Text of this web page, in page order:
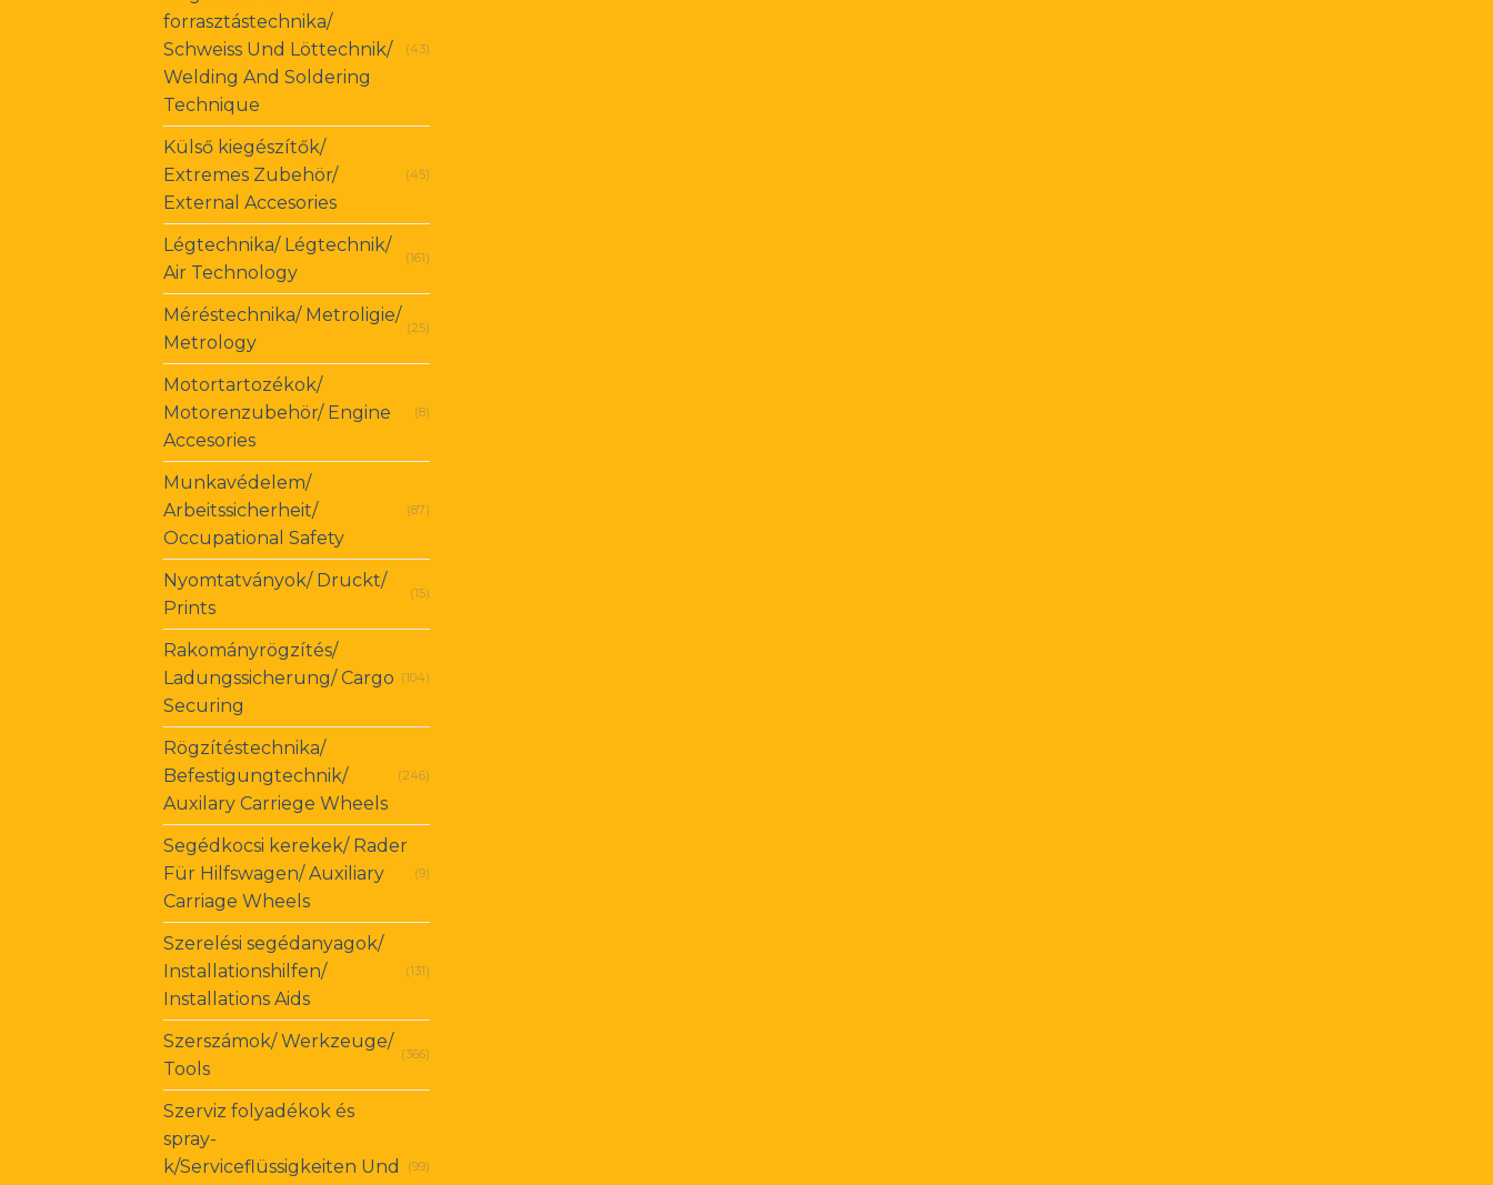
forrasztástechnika/
Schweiss Und Löttechnik/
Welding And Soldering
Technique
(43)
Külső kiegészítők/
Extremes Zubehör/
External Accesories
(45)
Légtechnika/ Légtechnik/
Air Technology
(161)
Méréstechnika/ Metroligie/
Metrology
(25)
Motortartozékok/
Motorenzubehör/ Engine
Accesories
(8)
Munkavédelem/
Arbeitssicherheit/
Occupational Safety
(87)
Nyomtatványok/ Druckt/
Prints
(15)
Rakományrögzítés/
Ladungssicherung/ Cargo
Securing
(104)
Rögzítéstechnika/
Befestigungtechnik/
Auxilary Carriege Wheels
(246)
Segédkocsi kerekek/ Rader
Für Hilfswagen/ Auxiliary
Carriage Wheels
(9)
Szerelési segédanyagok/
Installationshilfen/
Installations Aids
(131)
Szerszámok/ Werkzeuge/
Tools
(366)
Szerviz folyadékok és
spray-
k/Serviceflüssigkeiten Und
(99)